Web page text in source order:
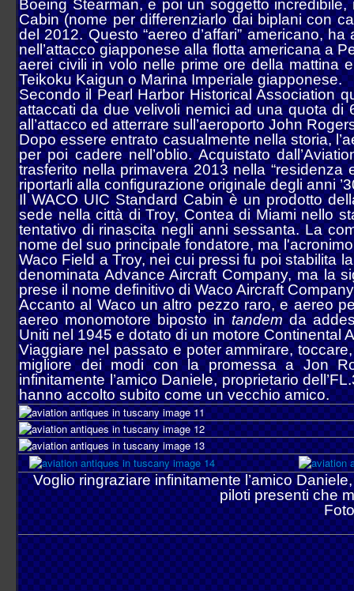
Boeing Stearman, e poi un soggetto
Cabin (nome per differenziarlo dai biplani con
del 2012. Questo “aereo d’affari” americano,
nell’attacco giapponese alla flotta americana a
aerei civili in volo nelle prime ore della mattina
Teikoku Kaigun o Marina Imperiale giapponese.
Secondo il Pearl Harbor Historical Association
attaccati da due velivoli nemici ad una quota di
all’attacco ed atterrare sull’aeroporto John
Dopo essere entrato casualmente nella storia,
per poi cadere nell’oblio. Acquistato
trasferito nella primavera 2013 nella
riportarli alla configurazione originale degli anni
Il WACO UIC Standard Cabin è un prodotto
sede nella città di Troy, Contea di Miami nello
tentativo di rinascita negli anni sessanta. La
nome del suo principale fondatore, ma
Waco Field a Troy, nei cui pressi fu poi stabilita
denominata Advance Aircraft Company, ma la
prese il nome definitivo di Waco Aircraft
Accanto al Waco un altro pezzo raro, e aereo
aereo monomotore biposto intandemda
Uniti nel 1945 e dotato di un motore Continental
Viaggiare nel passato e poter ammirare,
migliore dei modi con la promessa a Jon
infinitamente l’amico Daniele, proprietario
hanno accolto subito come un vecchio amico.
Voglio ringraziare infinitamente l’amico
piloti presenti che